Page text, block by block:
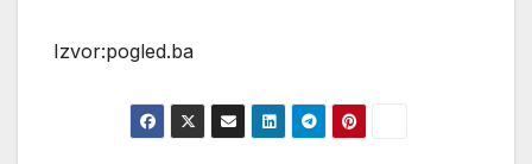
Izvor:pogled.ba